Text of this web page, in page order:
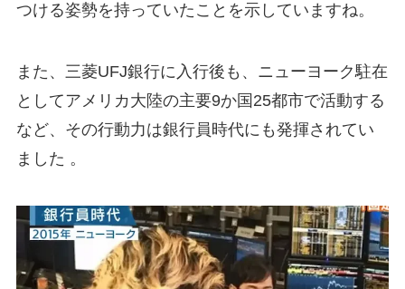
つける姿勢を持っていたことを示していますね。
また、三菱UFJ銀行に入行後も、ニューヨーク駐在
としてアメリカ大陸の主要9か国25都市で活動する
など、その行動力は銀行員時代にも発揮されてい
ました​ 。